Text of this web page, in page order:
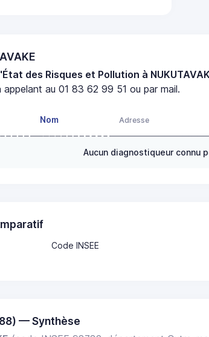
des Risques et Pollution à
appelant au 01 83 62 99 51 ou par mail.
Nom Adresse
Aucun diagnostiqueur connu
Code INSEE
— Synthèse